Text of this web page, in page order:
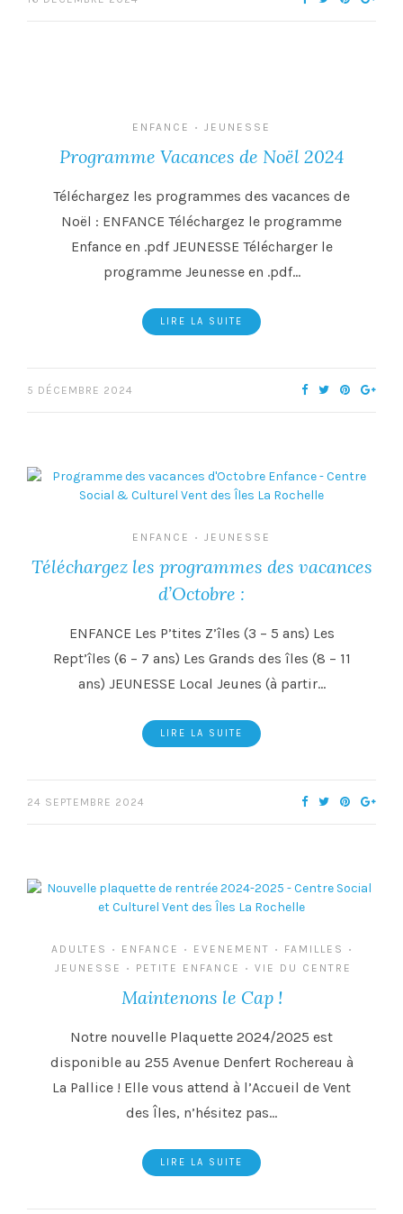
ENFANCE • JEUNESSE
Programme Vacances de Noël 2024
Téléchargez les programmes des vacances de
Noël : ENFANCE Téléchargez le programme
Enfance en .pdf JEUNESSE Télécharger le
programme Jeunesse en .pdf…
LIRE LA SUITE
5 DÉCEMBRE 2024
ENFANCE • JEUNESSE
Téléchargez les programmes des vacances
d’Octobre :
ENFANCE Les P’tites Z’îles (3 – 5 ans) Les
Rept’îles (6 – 7 ans) Les Grands des îles (8 – 11
ans) JEUNESSE Local Jeunes (à partir…
LIRE LA SUITE
24 SEPTEMBRE 2024
ADULTES • ENFANCE • EVENEMENT • FAMILLES •
JEUNESSE • PETITE ENFANCE • VIE DU CENTRE
Maintenons le Cap !
Notre nouvelle Plaquette 2024/2025 est
disponible au 255 Avenue Denfert Rochereau à
La Pallice ! Elle vous attend à l’Accueil de Vent
des Îles, n’hésitez pas…
LIRE LA SUITE